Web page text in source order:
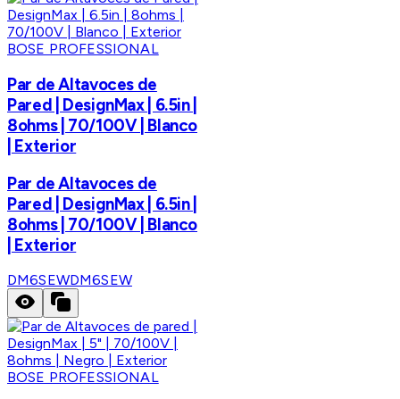
BOSE PROFESSIONAL
Par de Altavoces de
Pared | DesignMax | 6.5in |
8ohms | 70/100V | Blanco
| Exterior
Par de Altavoces de
Pared | DesignMax | 6.5in |
8ohms | 70/100V | Blanco
| Exterior
DM6SEWDM6SEW
BOSE PROFESSIONAL